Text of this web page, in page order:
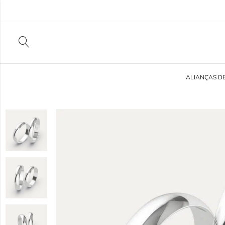
ALIANÇAS